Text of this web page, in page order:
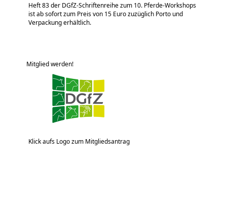
Heft 83 der DGfZ-Schriftenreihe zum 10. Pferde-Workshops
ist ab sofort zum Preis von 15 Euro zuzüglich Porto und
Verpackung erhältlich.
Mitglied werden!
Klick aufs Logo zum Mitgliedsantrag